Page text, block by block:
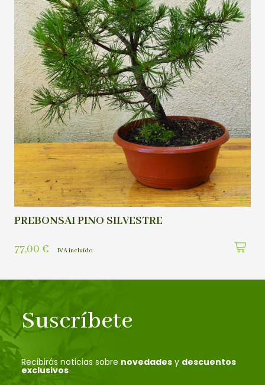
PREBONSAI PINO SILVESTRE
77,00 € IVA incluído
Suscríbete
Recibirás noticias sobre novedades y descuentos
exclusivos